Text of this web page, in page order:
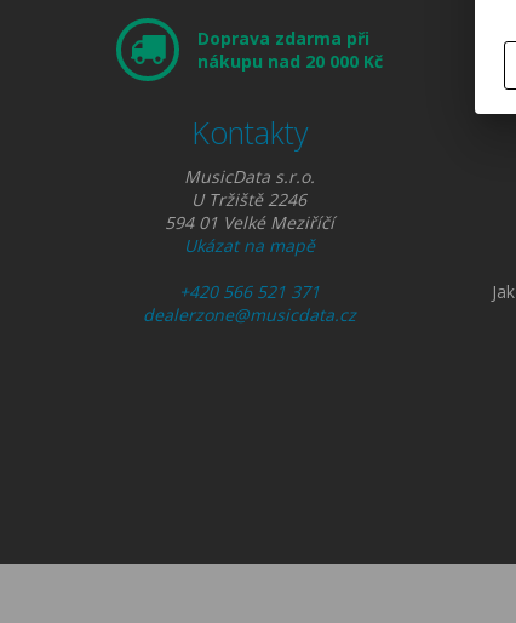
Doprava zdarma při
nákupu nad 20 000 Kč
Kontakty
MusicData s.r.o.
U Tržiště 2246
594 01 Velké Meziříčí
Ukázat na mapě
+420 566 521 371
dealerzone@musicdata.cz